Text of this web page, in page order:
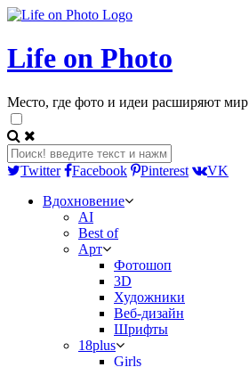
Life on Photo
Место, где фото и идеи расширяют мир
Twitter Facebook Pinterest
VK
Вдохновение
AI
Best of
Арт
Фотошоп
3D
Художники
Веб-дизайн
Шрифты
18plus
Girls